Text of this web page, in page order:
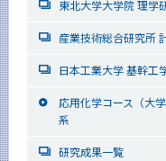
東北大学大学院 理学
産業技術総合研究所
日本工業大学 基幹工
応用化学コース（大
系
研究成果一覧